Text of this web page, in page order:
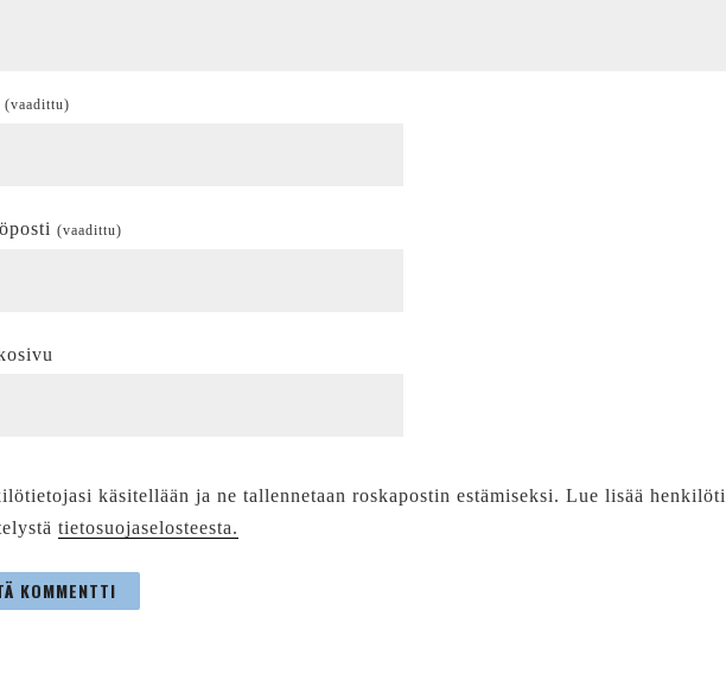
(vaadittu)
(vaadittu)
käsitellään ja ne tallennetaan roskapostin estämiseksi. Lue lisää
tietosuojaselosteesta.